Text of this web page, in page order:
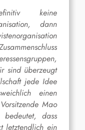
keine
dann
sind überzeugt
jede Idee
einen
Mao
dass
letztendlich ein